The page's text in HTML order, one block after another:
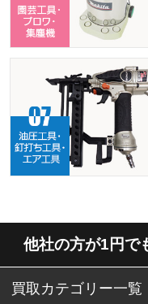
他社の方が1円で
買取カテゴリー一覧